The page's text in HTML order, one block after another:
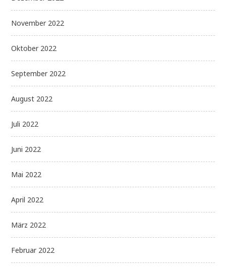
November 2022
Oktober 2022
September 2022
August 2022
Juli 2022
Juni 2022
Mai 2022
April 2022
März 2022
Februar 2022